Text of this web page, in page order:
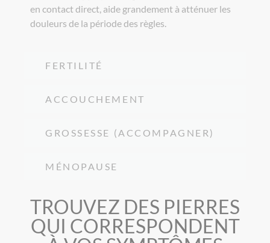
FERTILITÉ
ACCOUCHEMENT
GROSSESSE (ACCOMPAGNER)
MÉNOPAUSE
en contact direct, aide grandement à atténuer les
douleurs de la période des règles.
TROUVEZ DES PIERRES
QUI CORRESPONDENT